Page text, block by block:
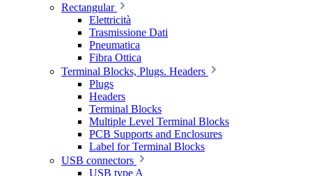
Rectangular
Elettricità
Trasmissione Dati
Pneumatica
Fibra Ottica
Terminal Blocks, Plugs. Headers
Plugs
Headers
Terminal Blocks
Multiple Level Terminal Blocks
PCB Supports and Enclosures
Label for Terminal Blocks
USB connectors
USB type A